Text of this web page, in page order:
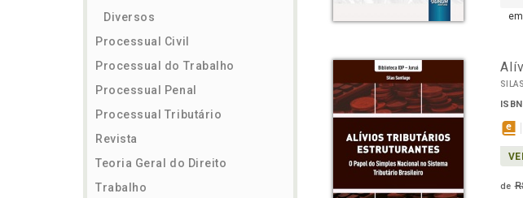
Diversos
Processual Civil
Processual do Trabalho
Processual Penal
Processual Tributário
Revista
Teoria Geral do Direito
Trabalho
em
de